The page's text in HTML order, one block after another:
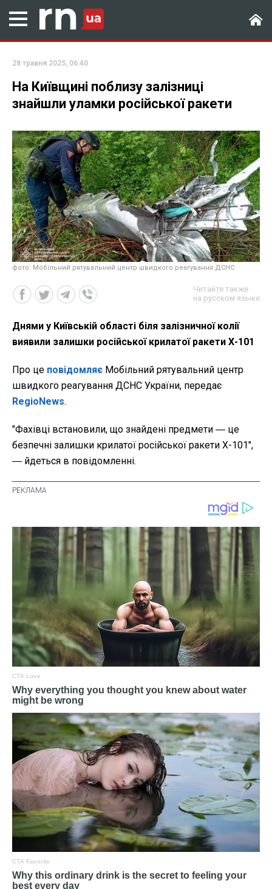
28 травня 2025, 06:40
На Київщині поблизу залізниці
знайшли уламки російської ракети
фото: Мобільний рятувальний центр швидкого реагування ДСНС
Читайте также
на русском языке
Днями у Київській області біля залізничної колії
виявили залишки російської крилатої ракети Х-101
Про це повідомляє Мобільний рятувальний центр
швидкого реагування ДСНС України, передає
RegioNews.
"Фахівці встановили, що знайдені предмети ― це
безпечні залишки крилатої російської ракети Х-101",
― йдеться в повідомленні.